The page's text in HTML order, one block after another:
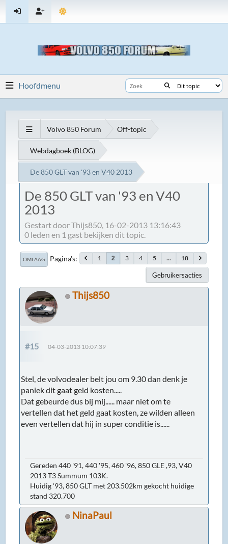
Hoofdmenu
Volvo 850 Forum Off-topic
Webdagboek (BLOG)
De 850 GLT van '93 en V40 2013
De 850 GLT van '93 en V40
2013
Gestart door Thijs850, 16-02-2013 13:16:43
0 leden en 1 gast bekijken dit topic.
OMLAAG Pagina's 1 2 3 4 5 ... 18
Gebruikersacties
Thijs850
#15 04-03-2013 10:07:39
Stel, de volvodealer belt jou om 9.30 dan denk je
paniek dit gaat geld kosten.....
Dat gebeurde dus bij mij...... maar niet om te
vertellen dat het geld gaat kosten, ze wilden alleen
even vertellen dat hij in super conditie is......
Gereden 440 '91, 440 '95, 460 '96, 850 GLE ,93, V40
2013 T3 Summum 103K.
Huidig '93, 850 GLT met 203.502km gekocht huidige
stand 320.700
NinaPaul